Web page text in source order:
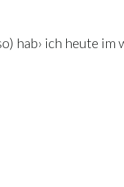
hab› ich heute